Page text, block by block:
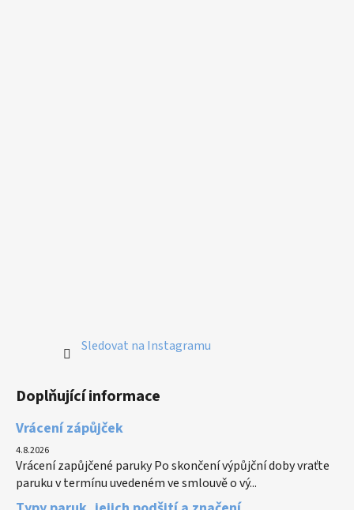
Sledovat na Instagramu
Doplňující informace
Vrácení zápůjček
4.8.2026
Vrácení zapůjčené paruky Po skončení výpůjční doby vraťte
paruku v termínu uvedeném ve smlouvě o vý...